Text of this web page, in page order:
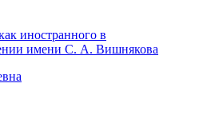
иностранного в
имени С. А. Вишнякова